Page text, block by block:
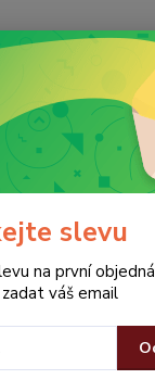
slevu
na první
váš email